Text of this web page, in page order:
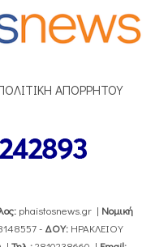
ΑΠΟΡΡΗΤΟΥ
phaistosnews.gr | Νομική
- ΔΟΥ: ΗΡΑΚΛΕΙΟΥ